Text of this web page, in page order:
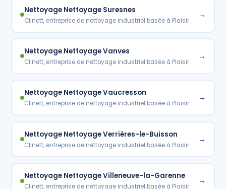
Nettoyage Nettoyage Suresnes
Clinett, entreprise de nettoyage industriel basée à Plaisir…
→
Nettoyage Nettoyage Vanves
Clinett, entreprise de nettoyage industriel basée à Plaisir…
→
Nettoyage Nettoyage Vaucresson
Clinett, entreprise de nettoyage industriel basée à Plaisir…
→
Nettoyage Nettoyage Verrières-le-Buisson
Clinett, entreprise de nettoyage industriel basée à Plaisir…
→
Nettoyage Nettoyage Villeneuve-la-Garenne
Clinett, entreprise de nettoyage industriel basée à Plaisir…
→